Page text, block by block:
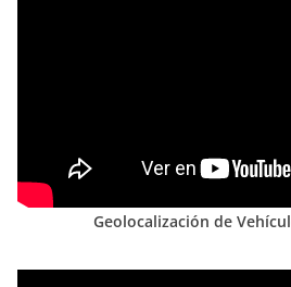
Geolocalización de